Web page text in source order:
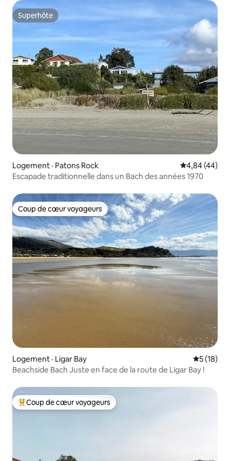
Superhôte
Superhôte
Logement · Patons Rock Note
4,84 (44)
Escapade traditionnelle dans un Bach des années 1970
Coup de cœur voyageurs
Coup de cœur voyageurs
Logement · Ligar Bay Note
5 (18)
Beachside Bach Juste en face de la route de Ligar Bay !
Coup de cœur voyageurs parmi les plus aimés
Coup de cœur voyageurs